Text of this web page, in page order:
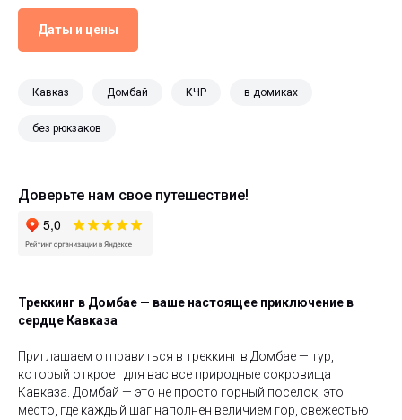
Даты и цены
Кавказ Домбай КЧР в домиках
без рюкзаков
Доверьте нам свое путешествие!
Треккинг в Домбае — ваше настоящее приключение в
сердце Кавказа
Приглашаем отправиться в треккинг в Домбае — тур,
который откроет для вас все природные сокровища
Кавказа. Домбай — это не просто горный поселок, это
место, где каждый шаг наполнен величием гор, свежестью